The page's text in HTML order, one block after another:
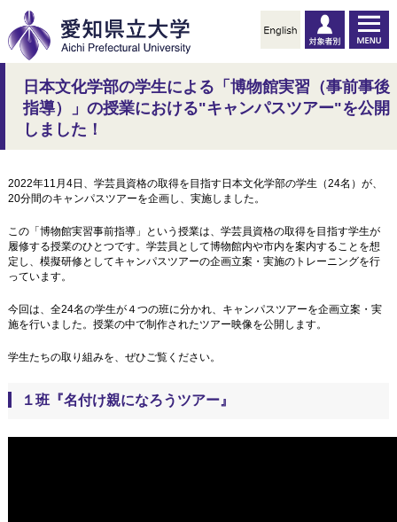
日本文化学部の学生による「博物館実習（事前事後
指導）」の授業における"キャンパスツアー"を公開
しました！
2022年11月4日、学芸員資格の取得を目指す日本文化学部の学生（24名）が、
20分間のキャンパスツアーを企画し、実施しました。
この「博物館実習事前指導」という授業は、 学芸員資格の取得を目指す学生が
履修する授業のひとつです。 学芸員として博物館内や市内を案内することを想
定し、模擬研修としてキャンパスツアーの企画立案・実施のトレーニングを行
っています。
今回は、全24名の学生が４つの班に分かれ、キャンパスツアーを企画立案・実
施を行いました。授業の中で制作されたツアー映像を公開します。
学生たちの取り組みを、ぜひご覧ください。
１班『名付け親になろうツアー』